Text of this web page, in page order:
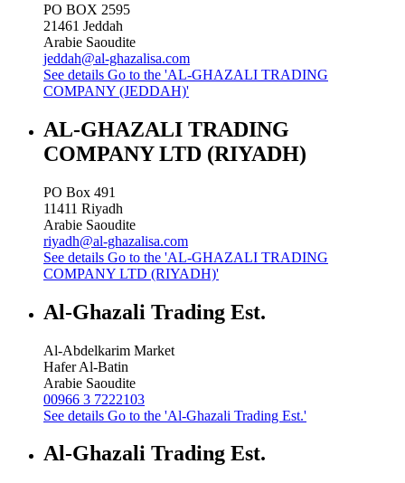
PO BOX 2595
21461 Jeddah
Arabie Saoudite
jeddah@al-ghazalisa.com
See details Go to the 'AL-GHAZALI TRADING
COMPANY (JEDDAH)'
AL-GHAZALI TRADING
COMPANY LTD (RIYADH)
PO Box 491
11411 Riyadh
Arabie Saoudite
riyadh@al-ghazalisa.com
See details Go to the 'AL-GHAZALI TRADING
COMPANY LTD (RIYADH)'
Al-Ghazali Trading Est.
Al-Abdelkarim Market
Hafer Al-Batin
Arabie Saoudite
00966 3 7222103
See details Go to the 'Al-Ghazali Trading Est.'
Al-Ghazali Trading Est.